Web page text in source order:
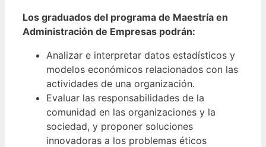
Los graduados del programa de Maestría en
Administración de Empresas podrán:
Analizar e interpretar datos estadísticos y
modelos económicos relacionados con las
actividades de una organización.
Evaluar las responsabilidades de la
comunidad en las organizaciones y la
sociedad, y proponer soluciones
innovadoras a los problemas éticos